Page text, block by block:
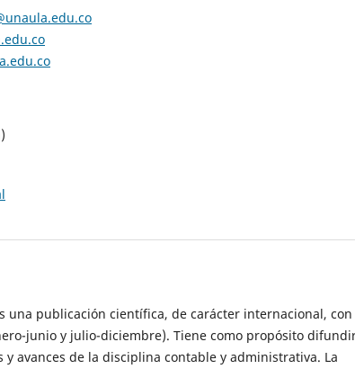
una publicación científica, de carácter internacional, con
junio y julio-diciembre). Tiene como propósito
y avances de la disciplina contable y administrativa. La